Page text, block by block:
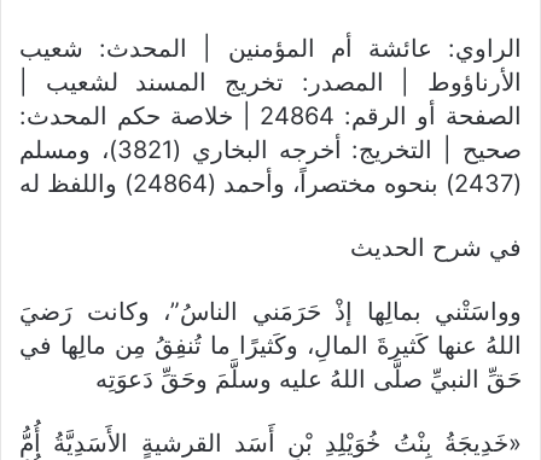
الراوي: عائشة أم المؤمنين | المحدث: شعيب
الأرناؤوط | المصدر: تخريج المسند لشعيب |
الصفحة أو الرقم: 24864 | خلاصة حكم المحدث:
صحيح | التخريج: أخرجه البخاري (3821)، ومسلم
(2437) بنحوه مختصراً، وأحمد (24864) واللفظ له
في شرح الحديث
وواسَتْني بمالِها إذْ حَرَمَني الناسُ”، وكانت رَضيَ
اللهُ عنها كَثيرةَ المالِ، وكَثيرًا ما تُنفِقُ مِن مالِها في
حَقِّ النبيِّ صلَّى اللهُ عليه وسلَّمَ وحَقِّ دَعوَتِه
«خَدِيجَةُ بِنْتُ خُوَيْلِدِ بْنِ أَسَد القرشيةٍ الأَسَدِيَّةُ أُمُّ